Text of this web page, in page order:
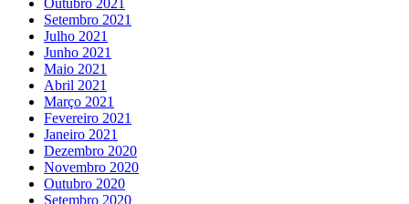
Outubro 2021
Setembro 2021
Julho 2021
Junho 2021
Maio 2021
Abril 2021
Março 2021
Fevereiro 2021
Janeiro 2021
Dezembro 2020
Novembro 2020
Outubro 2020
Setembro 2020